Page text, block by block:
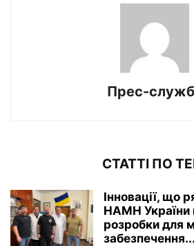
Прес-
СТАТТІ ПО
Інновації, що
НАМН України
розробки для
забезпечення...